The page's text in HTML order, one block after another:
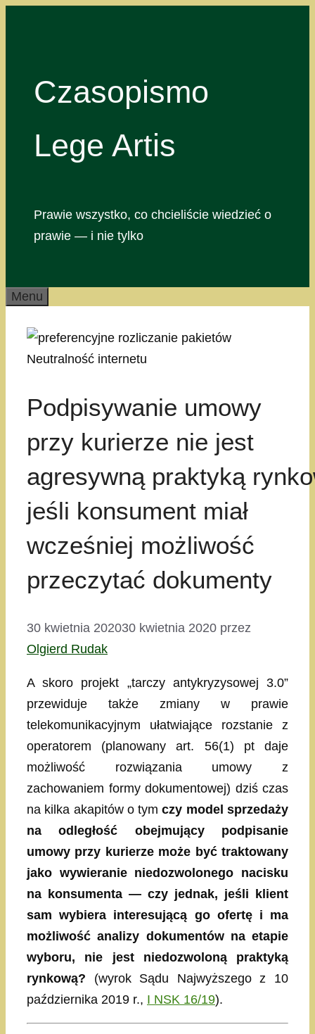
Czasopismo
Lege Artis
Prawie wszystko, co chcieliście wiedzieć o
prawie — i nie tylko
Menu
Podpisywanie umowy
przy kurierze nie jest
agresywną praktyką
jeśli konsument miał
wcześniej możliwość
przeczytać dokumenty
30 kwietnia 202030 kwietnia 2020 przez
Olgierd Rudak
A skoro projekt „tarczy antykryzysowej 3.0”
przewiduje także zmiany w prawie
telekomunikacyjnym ułatwiające rozstanie z
operatorem (planowany art. 56(1) pt daje
możliwość rozwiązania umowy z
zachowaniem formy dokumentowej) dziś czas
na kilka akapitów o tymczy model sprzedaży
na odległość obejmujący podpisanie
umowy przy kurierze może być traktowany
jako wywieranie niedozwolonego nacisku
na konsumenta — czy jednak, jeśli klient
sam wybiera interesującą go ofertę i ma
możliwość analizy dokumentów na etapie
wyboru, nie jest niedozwoloną praktyką
rynkową? (wyrok Sądu Najwyższego z 10
października 2019 r., I NSK 16/19).